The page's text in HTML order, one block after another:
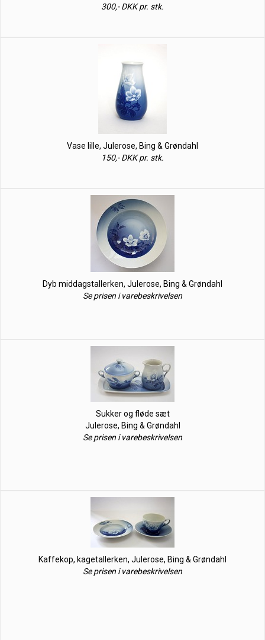
300,- DKK pr. stk.
Vase lille, Julerose, Bing & Grøndahl
150,- DKK pr. stk.
Dyb middagstallerken, Julerose, Bing & Grøndahl
Se prisen i varebeskrivelsen
Sukker og fløde sæt
Julerose, Bing & Grøndahl
Se prisen i varebeskrivelsen
Kaffekop, kagetallerken, Julerose, Bing & Grøndahl
Se prisen i varebeskrivelsen